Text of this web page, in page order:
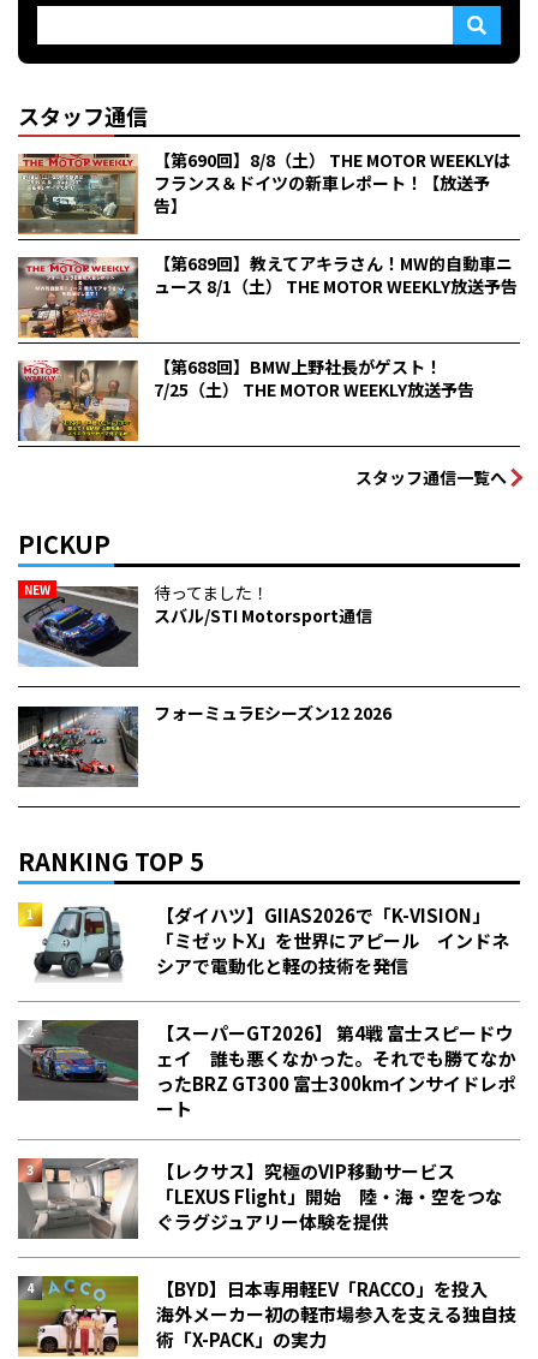
スタッフ通信
【第690回】8/8（土） THE MOTOR WEEKLYは
フランス＆ドイツの新車レポート！【放送予
告】
【第689回】教えてアキラさん！MW的自動車ニ
ュース 8/1（土） THE MOTOR WEEKLY放送予告
【第688回】BMW上野社長がゲスト！
7/25（土） THE MOTOR WEEKLY放送予告
スタッフ通信一覧へ
PICKUP
NEW
待ってました！
スバル/STI Motorsport通信
フォーミュラEシーズン12 2026
RANKING TOP 5
【ダイハツ】GIIAS2026で「K-VISION」
「ミゼットX」を世界にアピール インドネ
シアで電動化と軽の技術を発信
【スーパーGT2026】 第4戦 富士スピードウ
ェイ 誰も悪くなかった。それでも勝てなか
った――BRZ GT300 富士300kmインサイドレポ
ート
【レクサス】究極のVIP移動サービス
「LEXUS Flight」開始 陸・海・空をつな
ぐラグジュアリー体験を提供
【BYD】日本専用軽EV「RACCO」を投入
海外メーカー初の軽市場参入を支える独自技
術「X-PACK」の実力